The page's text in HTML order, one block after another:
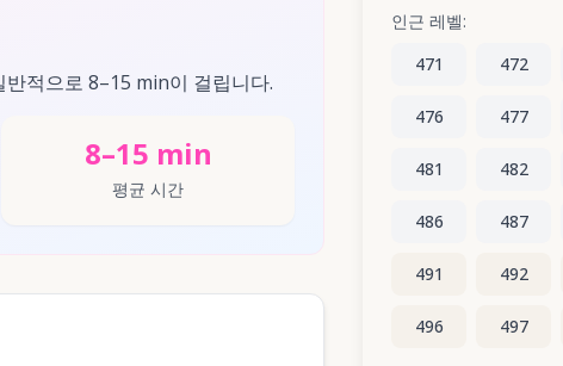
적으로 8–15 min이 걸립니다.
8–15 min
평균 시간
인근 레벨:
471
472
476 477
481 482
486 487
491 492
496 497